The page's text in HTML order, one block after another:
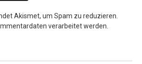
Akismet, um Spam zu reduzieren.
verarbeitet werden.